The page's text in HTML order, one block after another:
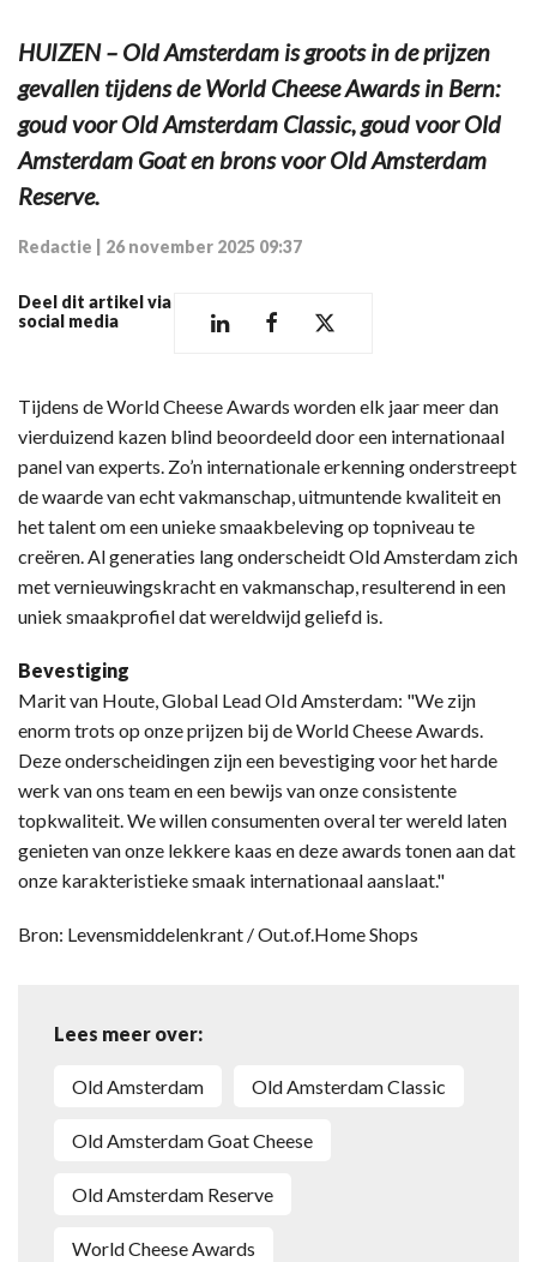
HUIZEN – Old Amsterdam is groots in de prijzen
gevallen tijdens de World Cheese Awards in Bern:
goud voor Old Amsterdam Classic, goud voor Old
Amsterdam Goat en brons voor Old Amsterdam
Reserve.
Redactie 26 november 2025 09:37
Deel dit artikel via
social media
Tijdens de World Cheese Awards worden elk jaar meer dan
vierduizend kazen blind beoordeeld door een internationaal
panel van experts. Zo’n internationale erkenning onderstreept
de waarde van echt vakmanschap, uitmuntende kwaliteit en
het talent om een unieke smaakbeleving op topniveau te
creëren. Al generaties lang onderscheidt Old Amsterdam zich
met vernieuwingskracht en vakmanschap, resulterend in een
uniek smaakprofiel dat wereldwijd geliefd is.
Bevestiging
Marit van Houte, Global Lead OId Amsterdam: "We zijn
enorm trots op onze prijzen bij de World Cheese Awards.
Deze onderscheidingen zijn een bevestiging voor het harde
werk van ons team en een bewijs van onze consistente
topkwaliteit. We willen consumenten overal ter wereld laten
genieten van onze lekkere kaas en deze awards tonen aan dat
onze karakteristieke smaak internationaal aanslaat."
Bron: Levensmiddelenkrant / Out.of.Home Shops
Lees meer over:
Old Amsterdam Old Amsterdam Classic
Old Amsterdam Goat Cheese
Old Amsterdam Reserve
World Cheese Awards